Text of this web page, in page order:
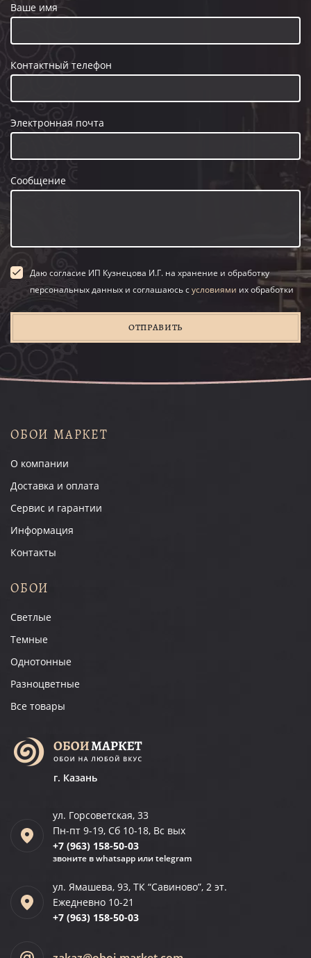
Ваше имя
Контактный телефон
Электронная почта
Сообщение
Даю согласие ИП Кузнецова И.Г. на хранение и обработку
персональных данных и соглашаюсь сусловиями их обработки
ОТПРАВИТЬ
ОБОИ МАРКЕТ
О компании
Доставка и оплата
Сервис и гарантии
Информация
Контакты
ОБОИ
Светлые
Темные
Однотонные
Разноцветные
Все товары
г. Казань
ул. Горсоветская, 33
Пн-пт 9-19, Сб 10-18, Вс вых
+7 (963) 158-50-03
звоните в whatsapp или telegram
ул. Ямашева, 93, ТК “Савиново”, 2 эт.
Ежедневно 10-21
+7 (963) 158-50-03